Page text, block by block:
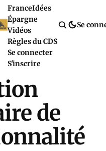
FranceIdées
Épargne
Vidéos
Règles du CDS
Se connecter
S'inscrire
Se
de